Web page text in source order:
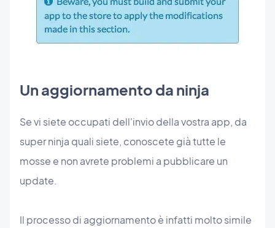
Un aggiornamento da ninja
Se vi siete occupati dell'invio della vostra app, da
super ninja quali siete, conoscete già tutte le
mosse e non avrete problemi a pubblicare un
update.
Il processo di aggiornamento è infatti molto simile